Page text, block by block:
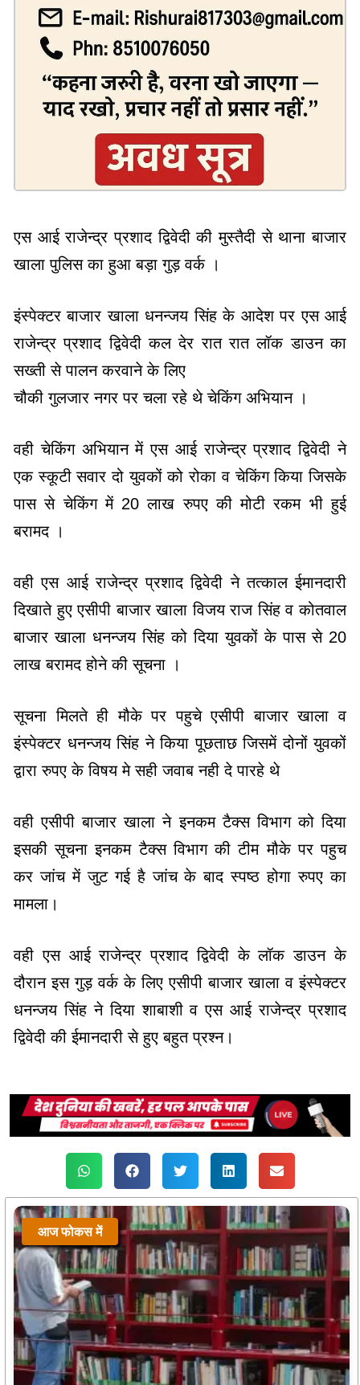
एस आई राजेन्द्र प्रशाद द्विवेदी की मुस्तैदी से थाना बाजार
खाला पुलिस का हुआ बड़ा गुड़ वर्क ।
इंस्पेक्टर बाजार खाला धनन्जय सिंह के आदेश पर एस आई
राजेन्द्र प्रशाद द्विवेदी कल देर रात रात लॉक डाउन का
सख्ती से पालन करवाने के लिए
चौकी गुलजार नगर पर चला रहे थे चेकिंग अभियान ।
वही चेकिंग अभियान में एस आई राजेन्द्र प्रशाद द्विवेदी ने
एक स्कूटी सवार दो युवकों को रोका व चेकिंग किया जिसके
पास से चेकिंग में 20 लाख रुपए की मोटी रकम भी हुई
बरामद ।
वही एस आई राजेन्द्र प्रशाद द्विवेदी ने तत्काल ईमानदारी
दिखाते हुए एसीपी बाजार खाला विजय राज सिंह व कोतवाल
बाजार खाला धनन्जय सिंह को दिया युवकों के पास से 20
लाख बरामद होने की सूचना ।
सूचना मिलते ही मौके पर पहुचे एसीपी बाजार खाला व
इंस्पेक्टर धनन्जय सिंह ने किया पूछताछ जिसमें दोनों युवकों
द्वारा रुपए के विषय मे सही जवाब नही दे पारहे थे
वही एसीपी बाजार खाला ने इनकम टैक्स विभाग को दिया
इसकी सूचना इनकम टैक्स विभाग की टीम मौके पर पहुच
कर जांच में जुट गई है जांच के बाद स्पष्ठ होगा रुपए का
मामला।
वही एस आई राजेन्द्र प्रशाद द्विवेदी के लॉक डाउन के
दौरान इस गुड़ वर्क के लिए एसीपी बाजार खाला व इंस्पेक्टर
धनन्जय सिंह ने दिया शाबाशी व एस आई राजेन्द्र प्रशाद
द्विवेदी की ईमानदारी से हुए बहुत प्रश्न।
आज फोकस में